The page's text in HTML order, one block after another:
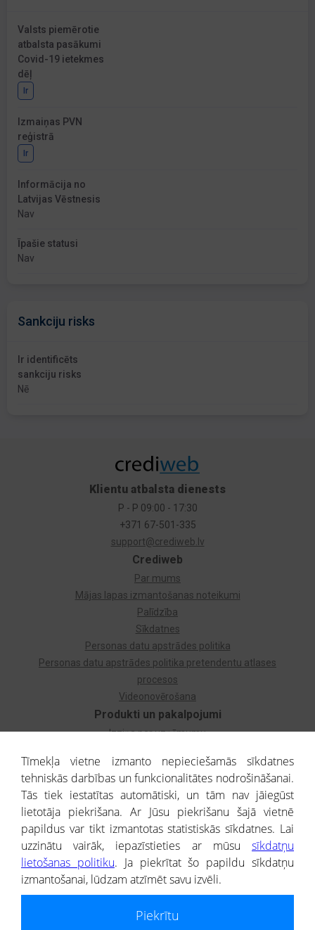
Valsts piemērotie
atbalsta pasākumi
Covid-19 ietekmes
dēļ
Ir
Izmaiņas PVN
reģistrā
Ir
Informācija no
Latvijas Vēstnesis
Nav
Īpašie statusi
Nav
Sankciju risks
Ir identificēts
sankciju risks
Nē
Produkti un pakalpojumi
Izziņa par uzņēmumu
Dzimtas koks
Uzņēmumu atlase
Monitorings
Kredītizziņa par ārvalstu uzņēmumiem
Crediweb
Par mums
Mājas lapas izmantošanas noteikumi
Palīdzība
Sīkdatnes
Personas datu apstrādes politika
Personas datu apstrādes politika pretendentu atlases
procesos
Videonovērošana
Klientu atbalsta dienests
P - P 09:00 - 17:30
+371 67-501-335
support@crediweb.lv
® CREDITREFORM Latvija
SIA
Tīmekļa vietne izmanto nepieciešamās sīkdatnes
tehniskās darbības un funkcionalitātes nodrošināšanai.
Tās tiek iestatītas automātiski, un tām nav jāiegūst
lietotāja piekrišana. Ar Jūsu piekrišanu šajā vietnē
papildus var tikt izmantotas statistiskās sīkdatnes. Lai
uzzinātu vairāk, iepazīstieties ar mūsu sīkdatņu
lietošanas politiku. Ja piekrītat šo papildu sīkdatņu
izmantošanai, lūdzam atzīmēt savu izvēli.
Piekrītu